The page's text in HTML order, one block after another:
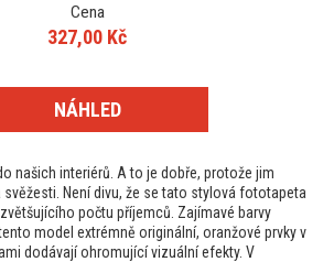
Cena
327,00 Kč
NÁHLED
našich interiérů. A to je dobře, protože jim
svěžesti. Není divu, že se tato stylová fototapeta
počtu příjemců. Zajímavé barvy
model extrémně originální, oranžové prvky v
dodávají ohromující vizuální efekty. V